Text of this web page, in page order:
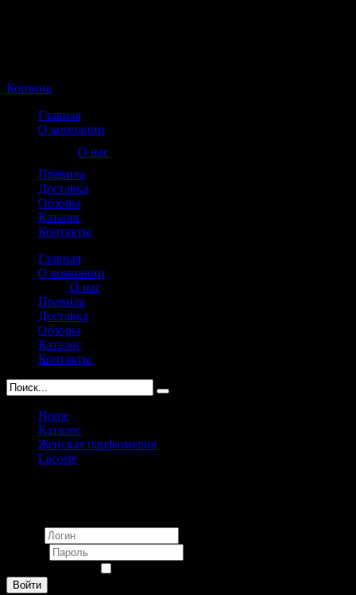
Корзина
Главная
О компании
О нас
Правила
Доставка
Обзоры
Каталог
Контакты
Главная
О компании
О нас
Правила
Доставка
Обзоры
Каталог
Контакты
Home
Каталог
Женская парфюмерия
Lacoste
Войти